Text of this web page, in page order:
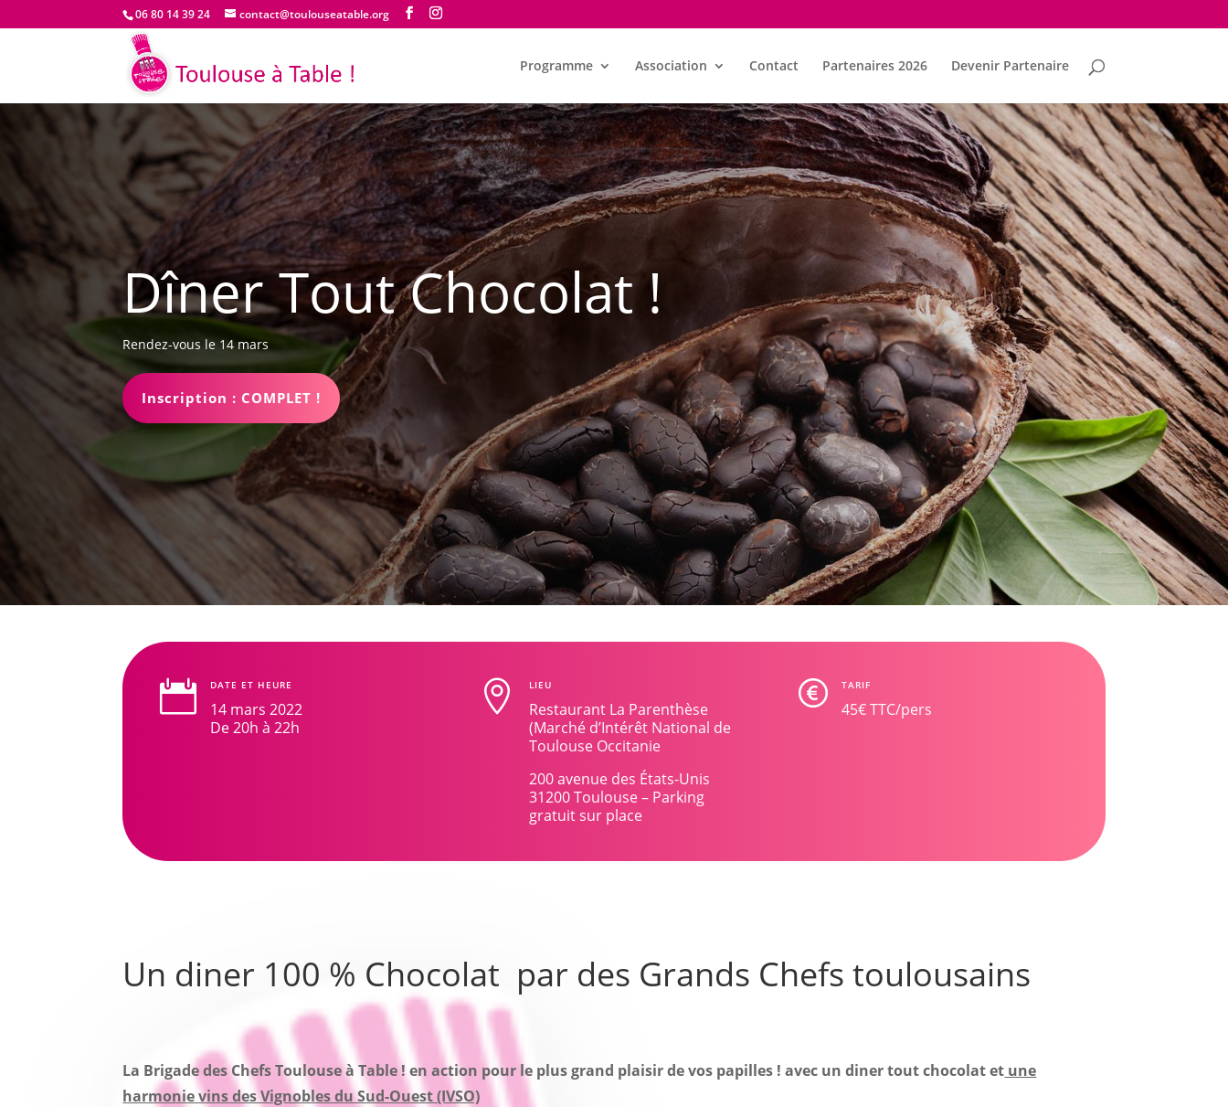
06 80 14 39 24 contact@toulouseatable.org
Programme Association Contact Partenaires 2026 Devenir Partenaire
Dîner Tout Chocolat !
Rendez-vous le 14 mars
Inscription : COMPLET !
 DATE ET HEURE
14 mars 2022
De 20h à 22h
 LIEU
Restaurant La Parenthèse
(Marché d’Intérêt National de
Toulouse Occitanie
200 avenue des États-Unis
31200 Toulouse – Parking
gratuit sur place
TARIF
45€ TTC/pers
Un diner 100 % Chocolat par des Grands Chefs toulousains
La Brigade des Chefs Toulouse à Table ! en action pour le plus grand plaisir de vos papilles ! avec un diner tout chocolat et une
harmonie vins des Vignobles du Sud-Ouest (IVSO)